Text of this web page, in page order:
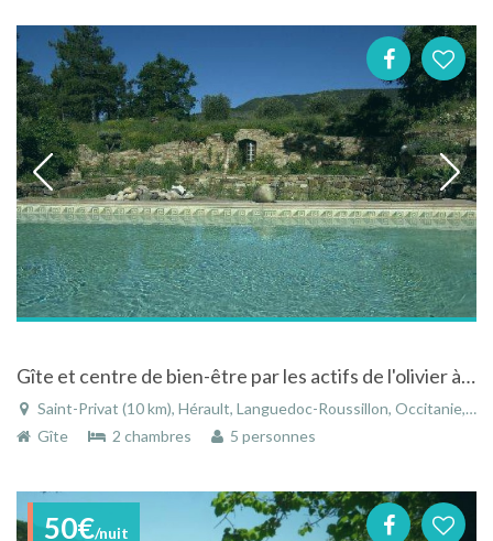
Gîte et centre de bien-être par les actifs de l'olivier à Saint-Privat en Languedoc.
Saint-Privat (10 km), Hérault, Languedoc-Roussillon, Occitanie, France
Gîte
2 chambres 5 personnes
50€/nuit